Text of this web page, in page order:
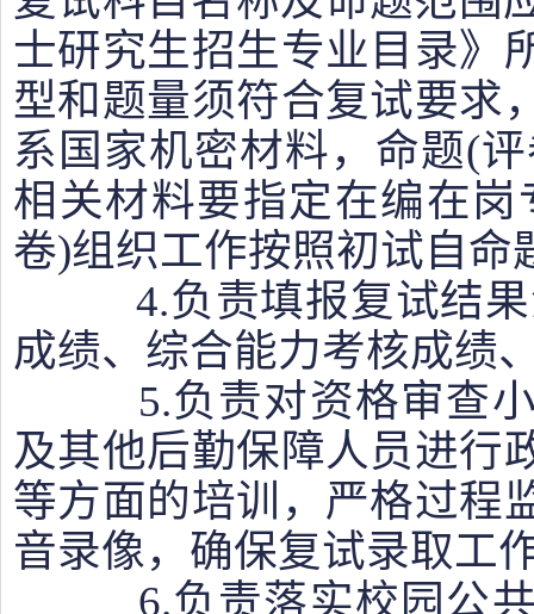
士研究生招生专业目录》
型和题量须符合复试要求
系国家机密材料，命题(
相关材料要指定在编在
卷)组织工作按照初试自命
4.负责填报复试结果
成绩、综合能力考核成绩
5.负责对资格审查小
及其他后勤保障人员进行
等方面的培训，严格过程
音录像，确保复试录取工
6.负责落实校园公共